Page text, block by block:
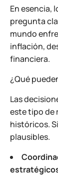
En esencia,
pregunta
mundo
inflación,
financiera.
¿Qué
Las
este tipo de
históricos.
plausibles.